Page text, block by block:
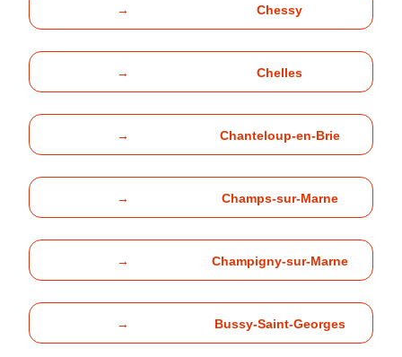
→ Chessy
→ Chelles
→ Chanteloup-en-Brie
→ Champs-sur-Marne
→ Champigny-sur-Marne
→ Bussy-Saint-Georges